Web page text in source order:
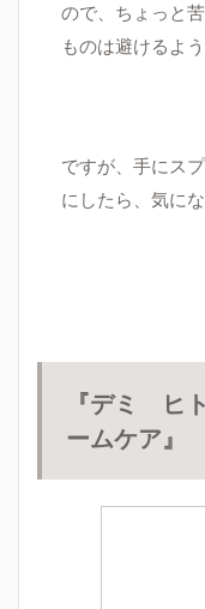
ので、ちょっと
ものは避けるよ
ですが、手にス
にしたら、気に
『デミ ヒ
ームケア』